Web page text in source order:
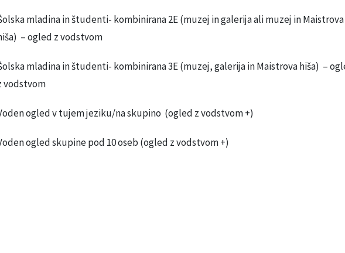
mladina in študenti- kombinirana 2E (muzej in galerija ali muzej in Maistrova
– ogled z vodstvom
mladina in študenti- kombinirana 3E (muzej, galerija in Maistrova hiša) –
vodstvom
ogled v tujem jeziku/na skupino (ogled z vodstvom +)
ogled skupine pod 10 oseb (ogled z vodstvom +)